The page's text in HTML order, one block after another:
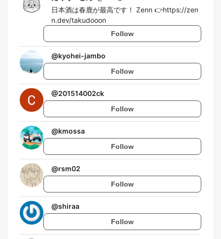
日本酒は春鹿が最高です！ Zenn 👉https://zen
n.dev/takudooon
Follow
@kyohei-jambo
Follow
@201514002ck
Follow
@kmossa
Follow
@rsm02
Follow
@shiraa
Follow